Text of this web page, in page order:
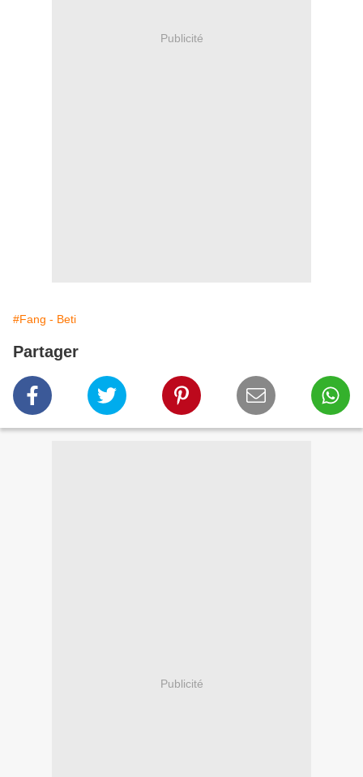
Publicité
#Fang - Beti
Partager
Publicité